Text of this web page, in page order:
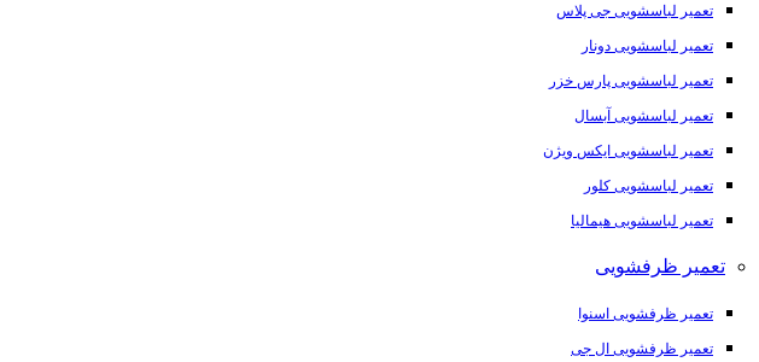
تعمیر لباسشویی جی پلاس
تعمیر لباسشویی دونار
تعمیر لباسشویی پارس خزر
تعمیر لباسشویی آبسال
تعمیر لباسشویی ایکس ویژن
تعمیر لباسشویی کلور
تعمیر لباسشویی هیمالیا
تعمیر ظرفشویی
تعمیر ظرفشویی اسنوا
تعمیر ظرفشویی ال جی